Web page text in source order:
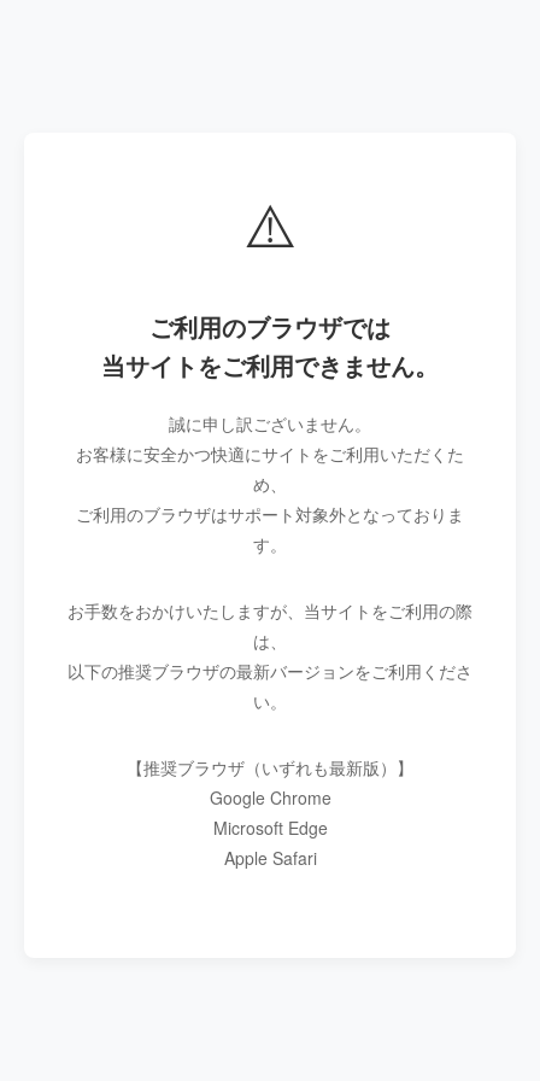
⚠️
ご利用のブラウザでは
当サイトをご利用できません。
誠に申し訳ございません。
お客様に安全かつ快適にサイトをご利用いただくた
め、
ご利用のブラウザはサポート対象外となっておりま
す。
お手数をおかけいたしますが、当サイトをご利用の際
は、
以下の推奨ブラウザの最新バージョンをご利用くださ
い。
【推奨ブラウザ（いずれも最新版）】
Google Chrome
Microsoft Edge
Apple Safari